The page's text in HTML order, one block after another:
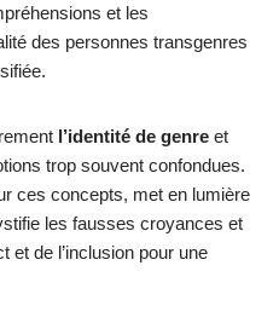
et les
des personnes transgenres
l’identité de genre et
trop souvent confondues.
ces concepts, met en lumière
les fausses croyances et
et de l’inclusion pour une